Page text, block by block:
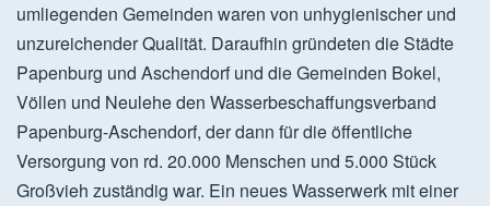
umliegenden Gemeinden waren von unhygienischer und
unzureichender Qualität. Daraufhin gründeten die Städte
Papenburg und Aschendorf und die Gemeinden Bokel,
Völlen und Neulehe den Wasserbeschaffungsverband
Papenburg-Aschendorf, der dann für die öffentliche
Versorgung von rd. 20.000 Menschen und 5.000 Stück
Großvieh zuständig war. Ein neues Wasserwerk mit einer